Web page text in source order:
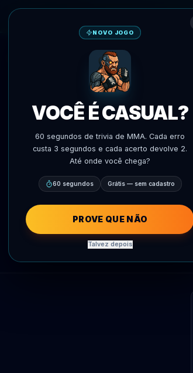
Previsoes IA Blitz Eventos
NOVO JOGO
VOCÊ É CASUAL?
60 segundos de trivia de MMA. Cada erro
custa 3 segundos e cada acerto devolve 2.
Até onde você chega?
60 segundos Grátis — sem cadastro
PROVE QUE NÃO
Talvez depois